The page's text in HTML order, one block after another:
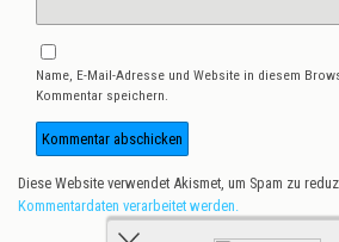
Name, E-Mail-Adresse und Website in diesem
Kommentar speichern.
Diese Website verwendet Akismet, um Spam zu
Kommentardaten verarbeitet werden.